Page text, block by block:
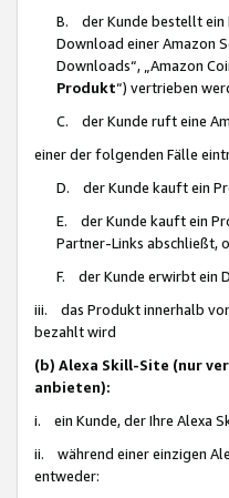
B. der Kunde bestellt ein
Download einer Amazon
Downloads“, „Amazon
Produkt“) vertrieben
C. der Kunde ruft eine
einer der folgenden Fälle
D. der Kunde kauft ein
E. der Kunde kauft ein
Partner-Links abschließt,
F. der Kunde erwirbt ein
iii. das Produkt innerhalb
bezahlt wird
(b) Alexa Skill-Site (nur
anbieten):
i. ein Kunde, der Ihre Alexa
ii. während einer einzigen
entweder: